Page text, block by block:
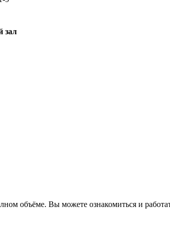
зал
объёме. Вы можете ознакомиться и